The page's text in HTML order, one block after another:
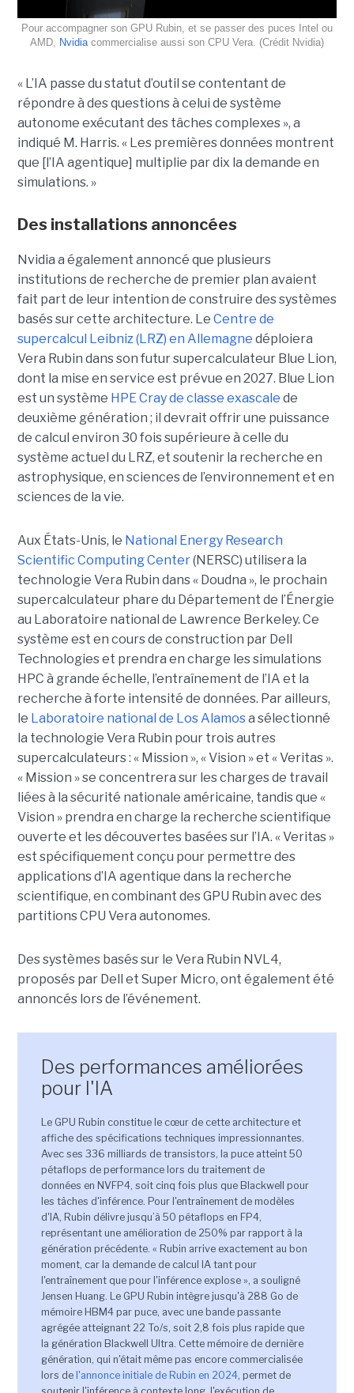
Pour accompagner son GPU Rubin, et se passer des puces Intel ou
AMD, Nvidiacommercialise aussi son CPU Vera. (Crédit Nvidia)
« L’IA passe du statut d’outil se contentant de
répondre à des questions à celui de système
autonome exécutant des tâches complexes », a
indiqué M. Harris. « Les premières données montrent
que [l’IA agentique] multiplie par dix la demande en
simulations. »
Des installations annoncées
Nvidia a également annoncé que plusieurs
institutions de recherche de premier plan avaient
fait part de leur intention de construire des systèmes
basés sur cette architecture. Le Centre de
supercalcul Leibniz (LRZ) en Allemagne déploiera
Vera Rubin dans son futur supercalculateur Blue Lion,
dont la mise en service est prévue en 2027. Blue Lion
est un système HPE Cray de classe exascale de
deuxième génération ; il devrait offrir une puissance
de calcul environ 30 fois supérieure à celle du
système actuel du LRZ, et soutenir la recherche en
astrophysique, en sciences de l’environnement et en
sciences de la vie.
Aux États-Unis, le National Energy Research
Scientific Computing Center(NERSC) utilisera la
technologie Vera Rubin dans « Doudna », le prochain
supercalculateur phare du Département de l’Énergie
au Laboratoire national de Lawrence Berkeley. Ce
système est en cours de construction par Dell
Technologies et prendra en charge les simulations
HPC à grande échelle, l’entraînement de l’IA et la
recherche à forte intensité de données. Par ailleurs,
le Laboratoire national de Los Alamosa sélectionné
la technologie Vera Rubin pour trois autres
supercalculateurs : « Mission », « Vision » et « Veritas ».
« Mission » se concentrera sur les charges de travail
liées à la sécurité nationale américaine, tandis que «
Vision » prendra en charge la recherche scientifique
ouverte et les découvertes basées sur l’IA. « Veritas »
est spécifiquement conçu pour permettre des
applications d’IA agentique dans la recherche
scientifique, en combinant des GPU Rubin avec des
partitions CPU Vera autonomes.
Des systèmes basés sur le Vera Rubin NVL4,
proposés par Dell et Super Micro, ont également été
annoncés lors de l’événement.
Des performances améliorées
pour l'IA
Le GPU Rubin constitue le cœur de cette architecture et
affiche des spécifications techniques impressionnantes.
Avec ses 336 milliards de transistors, la puce atteint 50
pétaflops de performance lors du traitement de
données en NVFP4, soit cinq fois plus que Blackwell pour
les tâches d'inférence. Pour l'entraînement de modèles
d'IA, Rubin délivre jusqu’à 50 pétaflops en FP4,
représentant une amélioration de 250% par rapport à la
génération précédente. « Rubin arrive exactement au bon
moment, car la demande de calcul IA tant pour
l'entraînement que pour l'inférence explose », a souligné
Jensen Huang. Le GPU Rubin intègre jusqu'à 288 Go de
mémoire HBM4 par puce, avec une bande passante
agrégée atteignant 22 To/s, soit 2,8 fois plus rapide que
la génération Blackwell Ultra. Cette mémoire de dernière
génération, qui n'était même pas encore commercialisée
lors del'annonce initiale de Rubin en 2024, permet de